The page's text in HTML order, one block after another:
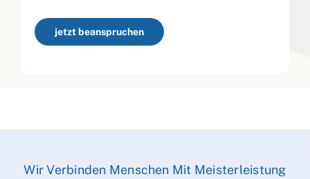
jetzt beanspruchen
Wir Verbinden Menschen Mit Meisterleistung